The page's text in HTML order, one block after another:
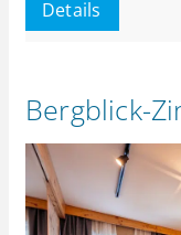
Details
Bergblick-